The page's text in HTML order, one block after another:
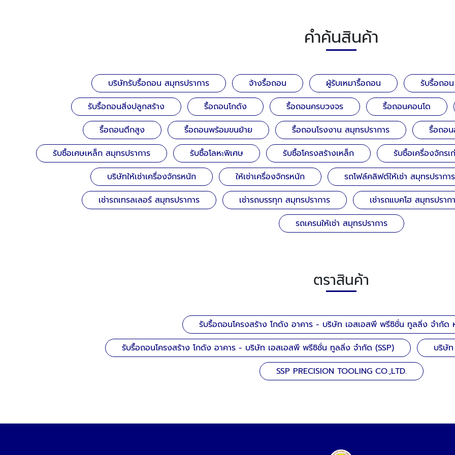
คำค้นสินค้า
บริษัทรับรื้อถอน สมุทรปราการ จ้างรื้อถอน ผู้รับเหมารื้อถอน
รับรื้อถอ
รับรื้อถอนสิ่งปลูกสร้าง
รื้อถอนโกดัง รื้อถอนครบวงจร
รื้อถอนคอนโด
รื้อถอนตึกสูง
รื้อถอนพร้อมขนย้าย รื้อถอนโรงงาน สมุทรปราการ
รื้อถอน
รับซื้อเศษเหล็ก สมุทรปราการ
รับซื้อโลหะพิเศษ รับซื้อโครงสร้างเหล็ก
รับซื้อเครื่องจักรเ
บริษัทให้เช่าเครื่องจักรหนัก
ให้เช่าเครื่องจักรหนัก
รถโฟล์คลิฟต์ให้เช่า สมุทรปราการ
เช่ารถเทรลเลอร์ สมุทรปราการ
เช่ารถบรรทุก สมุทรปราการ
เช่ารถแบคโฮ สมุทรปราก
รถเครนให้เช่า สมุทรปราการ
ตราสินค้า
รับรื้อถอนโครงสร้าง โกดัง อาคาร - บริษัท เอสเอสพี พรีซิชั่น ทูลลิ่ง จำกัด
รับรื้อถอนโครงสร้าง โกดัง อาคาร - บริษัท เอสเอสพี พรีซิชั่น ทูลลิ่ง จำกัด (SSP)
บริษั
SSP PRECISION TOOLING CO.,LTD.